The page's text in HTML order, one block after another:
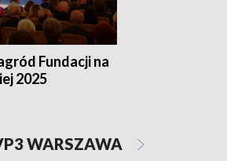
Fundacji na
2025
WARSZAWA